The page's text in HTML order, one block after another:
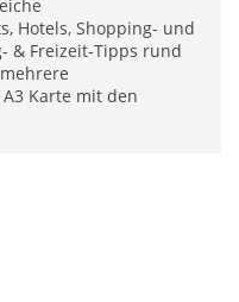
Hotels, Shopping- und
& Freizeit-Tipps rund
Karte mit den